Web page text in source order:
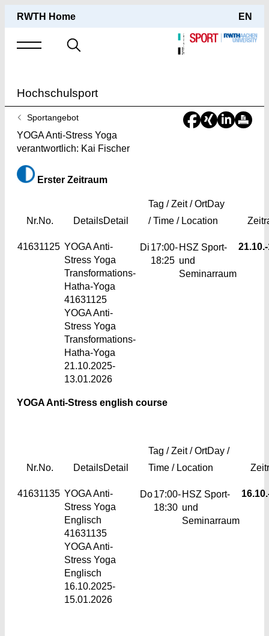
RWTH Home EN
Suche
Hochschulsport
Sie
sind
hier:
Sportangebot
YOGA Anti-Stress Yoga
verantwortlich: Kai Fischer
Erster Zeitraum
Nr.No. DetailsDetail
Tag / Zeit / OrtDay
/ Time / Location
41631125 YOGA Anti-
Stress Yoga
Transformations-
Hatha-Yoga
41631125
YOGA Anti-
Stress Yoga
Transformations-
Hatha-Yoga
21.10.2025-
13.01.2026
Di 17:00-
18:25
HSZ Sport-
und
Seminarraum
21.10.-
YOGA Anti-Stress english course
Nr.No. DetailsDetail
Tag / Zeit / OrtDay /
Time / Location
41631135 YOGA Anti-
Stress Yoga
Englisch
41631135
YOGA Anti-
Stress Yoga
Englisch
16.10.2025-
15.01.2026
Do17:00-
18:30
HSZ Sport-
und
Seminarraum